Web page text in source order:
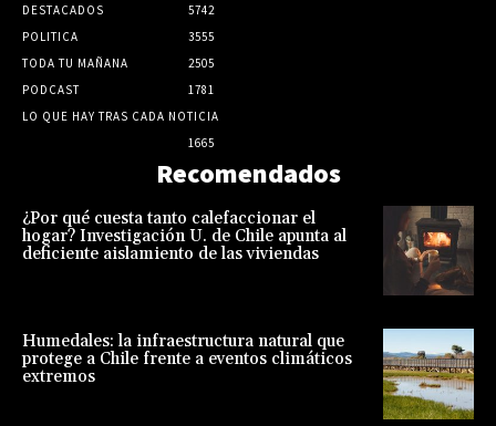
DESTACADOS
5742
POLITICA
3555
TODA TU MAÑANA
2505
PODCAST
1781
LO QUE HAY TRAS CADA NOTICIA
1665
Recomendados
¿Por qué cuesta tanto calefaccionar el
hogar? Investigación U. de Chile apunta al
deficiente aislamiento de las viviendas
Humedales: la infraestructura natural que
protege a Chile frente a eventos climáticos
extremos